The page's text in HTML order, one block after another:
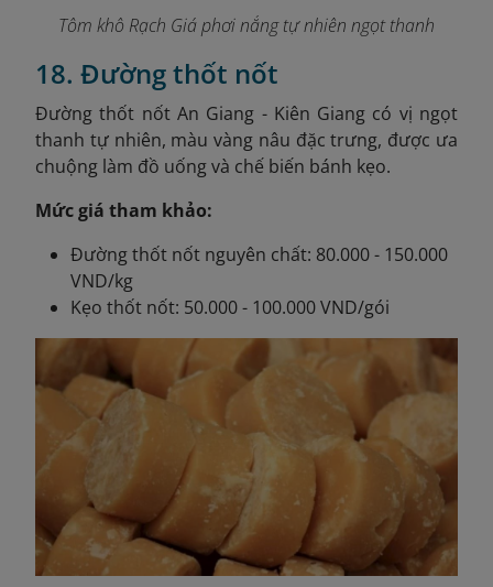
Tôm khô Rạch Giá phơi nắng tự nhiên ngọt thanh
18. Đường thốt nốt
Đường thốt nốt An Giang - Kiên Giang có vị ngọt
thanh tự nhiên, màu vàng nâu đặc trưng, được ưa
chuộng làm đồ uống và chế biến bánh kẹo.
Mức giá tham khảo:
Đường thốt nốt nguyên chất: 80.000 - 150.000
VND/kg
Kẹo thốt nốt: 50.000 - 100.000 VND/gói